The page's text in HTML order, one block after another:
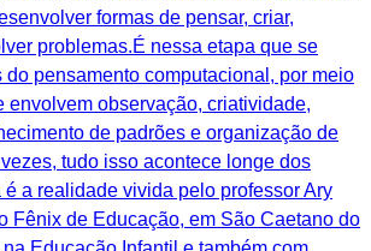
formas de pensar, criar,
problemas.É nessa etapa que se
do pensamento computacional, por meio
envolvem observação, criatividade,
de padrões e organização de
tudo isso acontece longe dos
a realidade vivida pelo professor Ary
Fênix de Educação, em São Caetano do